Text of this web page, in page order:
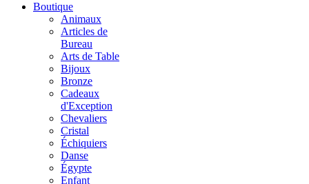
Boutique
Animaux
Articles de
Bureau
Arts de Table
Bijoux
Bronze
Cadeaux
d'Exception
Chevaliers
Cristal
Échiquiers
Danse
Égypte
Enfant